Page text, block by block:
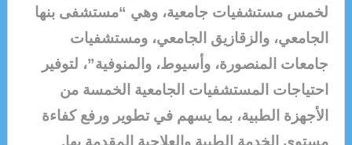
لخمس مستشفيات جامعية، وهي “مستشفى بنها
الجامعي، والزقازيق الجامعي، ومستشفيات
جامعات المنصورة، وأسيوط، والمنوفية”، لتوفير
احتياجات المستشفيات الجامعية الخمسة من
الأجهزة الطبية، بما يسهم في تطوير ورفع كفاءة
مستوى الخدمة الطبية والعلاجية المقدمة بها.